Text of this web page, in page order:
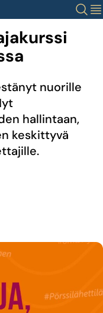
Haku
nuorille
hallintaan,
keskittyvä